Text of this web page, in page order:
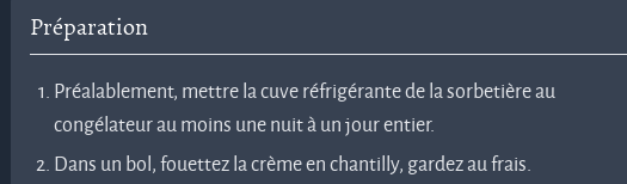
Préparation
Préalablement, mettre la cuve réfrigérante de la sorbetière au
congélateur au moins une nuit à un jour entier.
Dans un bol, fouettez la crème en chantilly, gardez au frais.